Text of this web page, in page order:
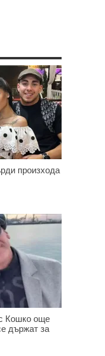
произхода
Кошко още
държат за